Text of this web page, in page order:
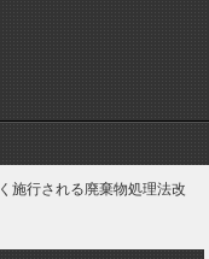
施行される廃棄物処理法改